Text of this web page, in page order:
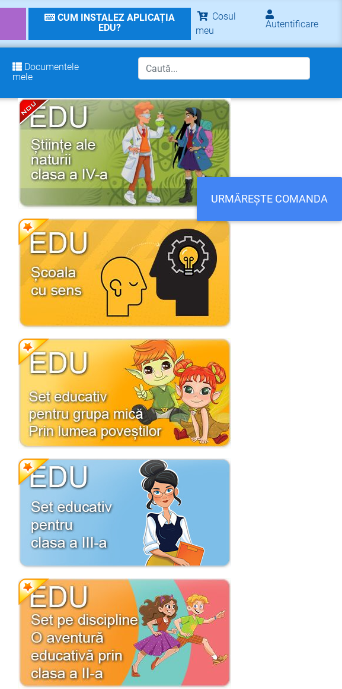
CUM INSTALEZ APLICAȚIA
EDU?
Cosul
meu
Autentificare
Documentele
mele
URMĂREȘTE COMANDA